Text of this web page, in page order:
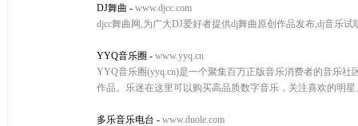
DJ舞曲 - www.djcc.com
djcc舞曲网,为广大DJ爱好者提供dj舞曲原创作品发布,dj音乐
YYQ音乐圈 - www.yyq.cn
YYQ音乐圈(yyq.cn)是一个聚集百万正版音乐消费者的音乐
作品。乐迷在这里可以购买高品质数字音乐，关注喜欢的明
多乐音乐电台 - www.duole.com